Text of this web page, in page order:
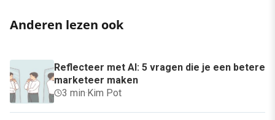
Anderen lezen ook
Reflecteer met AI: 5 vragen die je een betere
marketeer maken
3 min·Kim Pot